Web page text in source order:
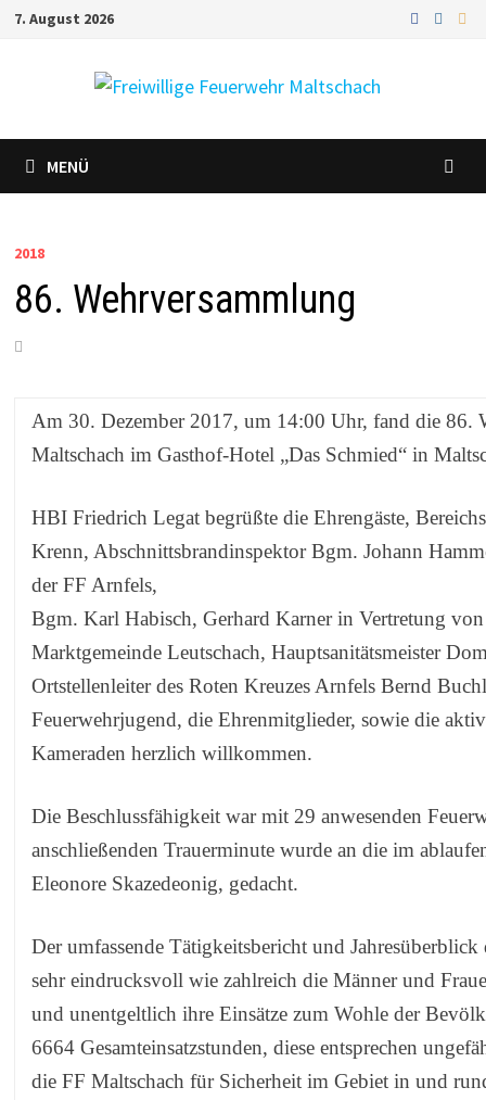
Zum7. August 2026
MENÜ
2018
86. Wehrversammlung
Am 30. Dezember 2017, um 14:00 Uhr, fand die 86.
Maltschach im Gasthof-Hotel „Das Schmied“ in
HBI Friedrich Legat begrüßte die Ehrengäste,
Krenn, Abschnittsbrandinspektor Bgm. Johann
der FF Arnfels,
Bgm. Karl Habisch, Gerhard Karner in Vertretung
Marktgemeinde Leutschach, Hauptsanitätsmeister
Ortstellenleiter des Roten Kreuzes Arnfels Bernd
Feuerwehrjugend, die Ehrenmitglieder, sowie die
Kameraden herzlich willkommen.
Die Beschlussfähigkeit war mit 29 anwesenden
anschließenden Trauerminute wurde an die im
Eleonore Skazedeonig, gedacht.
Der umfassende Tätigkeitsbericht und
sehr eindrucksvoll wie zahlreich die Männer und
und unentgeltlich ihre Einsätze zum Wohle der
6664 Gesamteinsatzstunden, diese entsprechen
die FF Maltschach für Sicherheit im Gebiet in und